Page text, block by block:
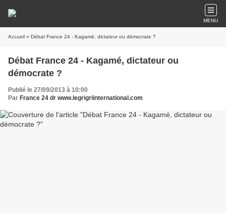
MENU
Accueil » Débat France 24 - Kagamé, dictateur ou démocrate ?
Débat France 24 - Kagamé, dictateur ou
démocrate ?
Publié le 27/09/2013 à 10:00
Par France 24 dr www.legrigriinternational.com